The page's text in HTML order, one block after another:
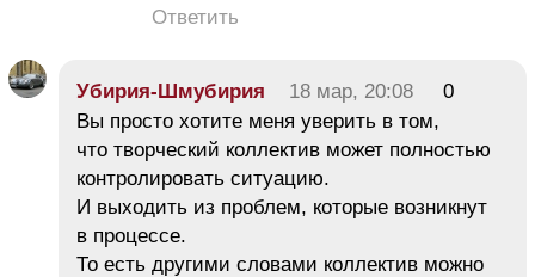
Ответить
Убирия-Шмубирия 18 мар, 20:08
0
Вы просто хотите меня уверить в том,
что творческий коллектив может полностью
контролировать ситуацию.
И выходить из проблем, которые возникнут
в процессе.
То есть другими словами коллектив можно